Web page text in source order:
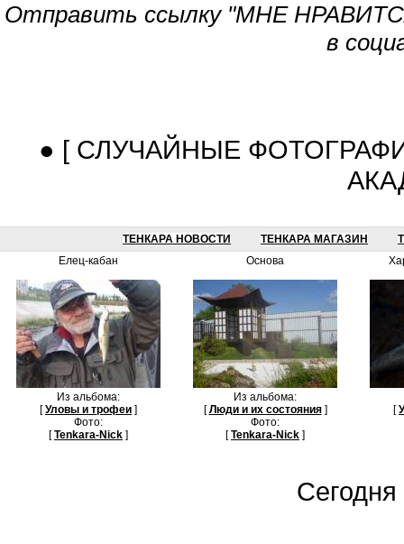
Отправить ссылку "МНЕ
в
● [ СЛУЧАЙНЫЕ
ТЕНКАРА НОВОСТИ ТЕНКАРА МАГАЗИН
Елец-кабан
Из альбома:
[Уловы и трофеи ]
Фото:
[Tenkara-Nick ]
Основа
Из альбома:
[Люди и их состояния]
Фото:
[Tenkara-Nick ]
[